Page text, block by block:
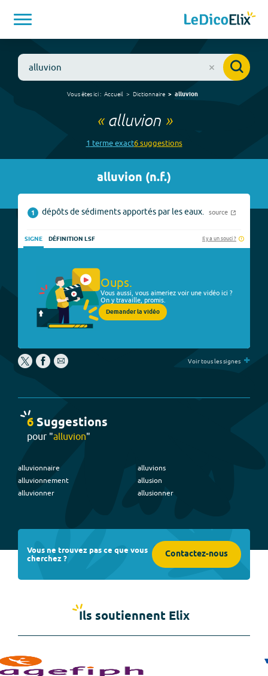
Vous êtes ici : Accueil Dictionnaire alluvion
« alluvion»
1 termeexact6suggestions
alluvion (n.f.)
1 dépôts de sédiments apportés par les eaux. source
SIGNE DÉFINITION LSF Il y a un souci ?
Oups.
Vous aussi, vous aimeriez voir une vidéo ici ?
On y travaille, promis.
Demander la vidéo
Voir tous les signes +
6Suggestions
pour "alluvion"
alluvionnaire
alluvionnement
alluvionner
alluvions
allusion
allusionner
Vous ne trouvez pas ce que vous
cherchez ? Contactez-nous
Ils soutiennent Elix